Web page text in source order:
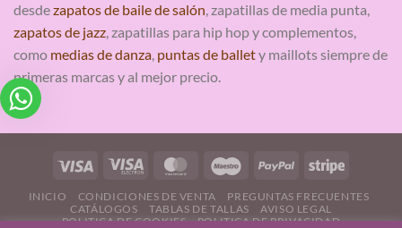
desdezapatos de baile de salón, zapatillas de media punta,
zapatos de jazz, zapatillas para hip hop y complementos,
como medias de danza, puntas de ballety maillots siempre de
primeras marcas y al mejor precio.
INICIO CONDICIONES DE VENTA
PREGUNTAS FRECUENTES
CATÁLOGOS
TABLAS DE TALLAS
AVISO LEGAL
POLITICA DE COOKIES
POLITICA DE PRIVACIDAD